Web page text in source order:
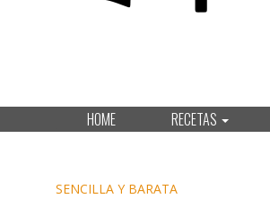
HOME RECETAS
SENCILLA Y BARATA